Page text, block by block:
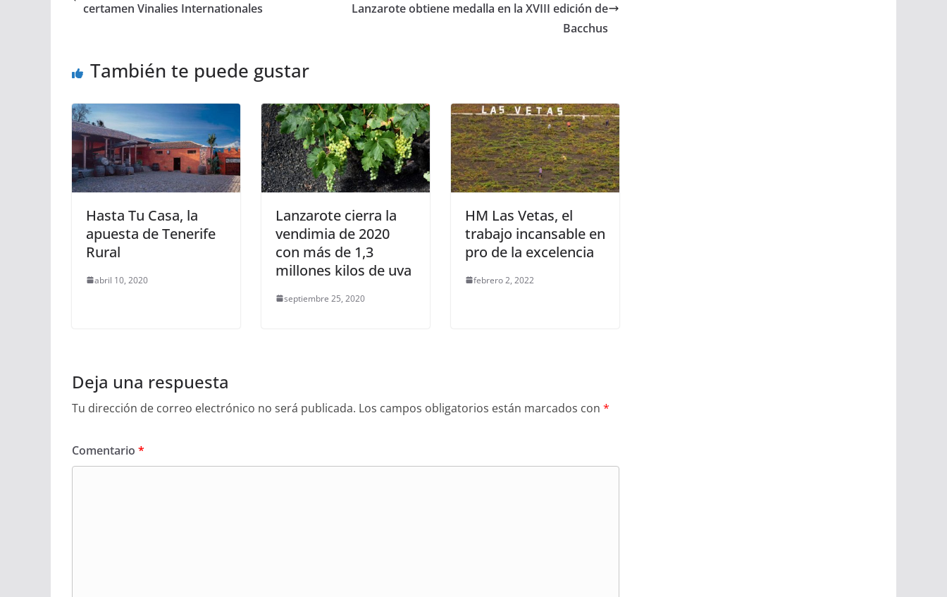
certamen Vinalies Internationales
Lanzarote obtiene medalla en la XVIII edición de
Bacchus
También te puede gustar
Hasta Tu Casa, la
apuesta de Tenerife
Rural
abril 10, 2020
Lanzarote cierra la
vendimia de 2020
con más de 1,3
millones kilos de uva
septiembre 25, 2020
HM Las Vetas, el
trabajo incansable en
pro de la excelencia
febrero 2, 2022
Deja una respuesta
Tu dirección de correo electrónico no será publicada. Los campos obligatorios están marcados con *
Comentario *